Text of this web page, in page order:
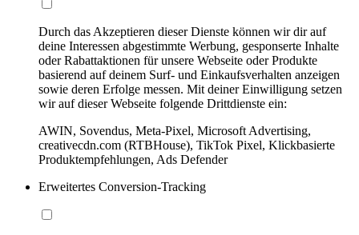
Durch das Akzeptieren dieser Dienste können wir dir auf
deine Interessen abgestimmte Werbung, gesponserte Inhalte
oder Rabattaktionen für unsere Webseite oder Produkte
basierend auf deinem Surf- und Einkaufsverhalten anzeigen
sowie deren Erfolge messen. Mit deiner Einwilligung setzen
wir auf dieser Webseite folgende Drittdienste ein:
AWIN, Sovendus, Meta-Pixel, Microsoft Advertising,
creativecdn.com (RTBHouse), TikTok Pixel, Klickbasierte
Produktempfehlungen, Ads Defender
Erweitertes Conversion-Tracking